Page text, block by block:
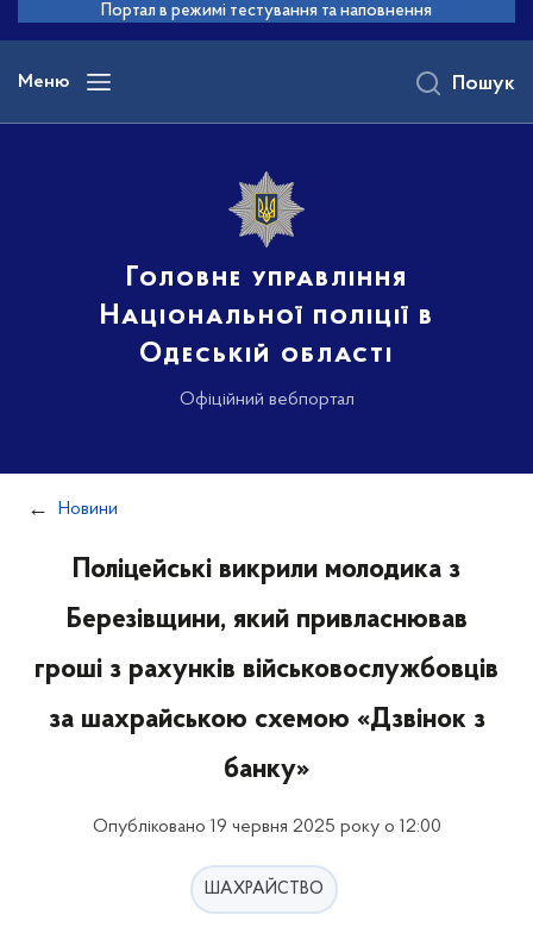
основного
вмісту
Портал в режимі тестування та наповнення
Меню
Головне управління
Національної поліції в
Одеській області
Офіційний вебпортал
Пошук
Новини
Поліцейські викрили молодика з
Березівщини, який привласнював
гроші з рахунків військовослужбовців
за шахрайською схемою «Дзвінок з
банку»
Опубліковано 19 червня 2025 року о 12:00
ШАХРАЙСТВО